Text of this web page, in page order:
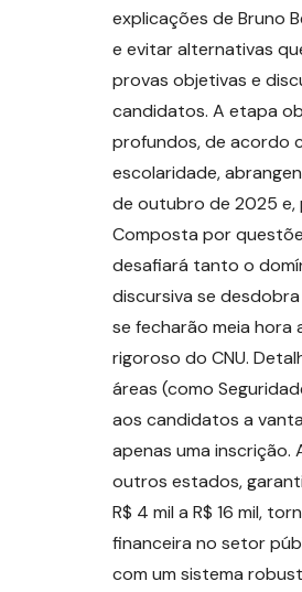
explicações de Bruno
e evitar alternativas
provas objetivas e
candidatos. A etapa
profundos, de acordo
escolaridade,
de outubro de 2025 e,
Composta por
desafiará tanto o
discursiva se
se fecharão meia hora
rigoroso do CNU.
áreas (como
aos candidatos a
apenas uma inscrição.
outros estados,
R$ 4 mil a R$ 16 mil,
financeira no setor
com um sistema